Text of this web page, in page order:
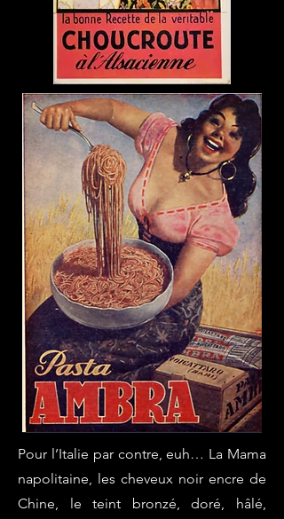
Pour l’Italie par contre, euh… La Mama
napolitaine, les cheveux noir encre de
Chine, le teint bronzé, doré, hâlé,